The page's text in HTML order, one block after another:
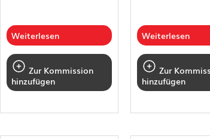
Weiterlesen
Zur Kommission
hinzufügen
Weiterlesen
Zur
hinzufügen